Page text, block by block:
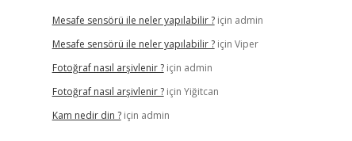
Mesafe sensörü ile neler yapılabilir ?için admin
Mesafe sensörü ile neler yapılabilir ?için Viper
Fotoğraf nasıl arşivlenir ?için admin
Fotoğraf nasıl arşivlenir ?için Yiğitcan
Kam nedir din ?için admin